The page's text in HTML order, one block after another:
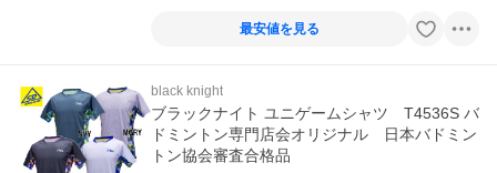
最安値を見る
black knight
ブラックナイト ユニゲームシャツ T4536S バ
ドミントン専門店会オリジナル 日本バドミン
トン協会審査合格品